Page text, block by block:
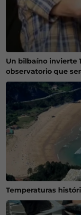
Un bilbaíno invierte
observatorio que
Temperaturas